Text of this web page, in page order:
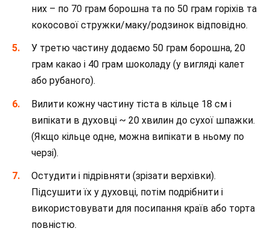
них – по 70 грам борошна та по 50 грам горіхів та
кокосової стружки/маку/родзинок відповідно.
У третю частину додаємо 50 грам борошна, 20
грам какао і 40 грам шоколаду (у вигляді калет
або рубаного).
Вилити кожну частину тіста в кільце 18 см і
випікати в духовці ~ 20 хвилин до сухої шпажки.
(Якщо кільце одне, можна випікати в ньому по
черзі).
Остудити і підрівняти (зрізати верхівки).
Підсушити їх у духовці, потім подрібнити і
використовувати для посипання країв або торта
повністю.